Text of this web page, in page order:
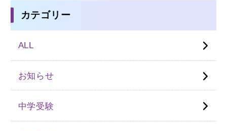
カテゴリー
ALL
お知らせ
中学受験